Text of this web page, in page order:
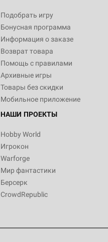
Подобрать игру
Бонусная программа
Информация о заказе
Возврат товара
Помощь с правилами
Архивные игры
Товары без скидки
Мобильное приложение
НАШИ ПРОЕКТЫ
Hobby World
Игрокон
Warforge
Мир фантастики
Берсерк
CrowdRepublic